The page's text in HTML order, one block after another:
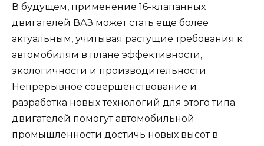
В будущем, применение 16-клапанных
двигателей ВАЗ может стать еще более
актуальным, учитывая растущие требования к
автомобилям в плане эффективности,
экологичности и производительности.
Непрерывное совершенствование и
разработка новых технологий для этого типа
двигателей помогут автомобильной
промышленности достичь новых высот в